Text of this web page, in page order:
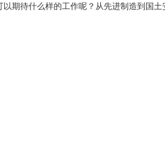
期待什么样的工作呢？从先进制造到国